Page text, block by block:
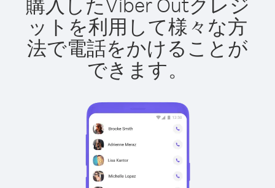
ットを利用して様々な方
法で電話をかけることが
できます。